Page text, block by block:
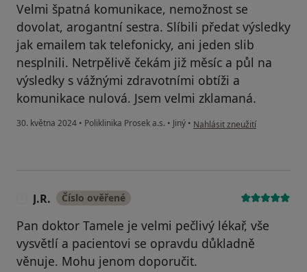
Velmi špatná komunikace, nemožnost se
dovolat, arogantní sestra. Slíbili předat výsledky
jak emailem tak telefonicky, ani jeden slib
nesplnili. Netrpělivě čekám již měsíc a půl na
výsledky s vážnými zdravotními obtíži a
komunikace nulová. Jsem velmi zklamaná.
30. května 2024 • Poliklinika Prosek a.s. • Jiný • podle názoru uživatele V. A.
Nahlásit zneužití
J.R. Číslo ověřené
Pan doktor Tamele je velmi pečlivý lékař, vše
vysvětlí a pacientovi se opravdu důkladně
věnuje. Mohu jenom doporučit.